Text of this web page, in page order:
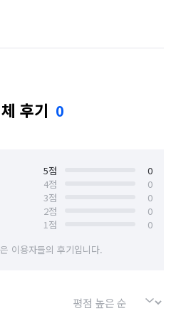
후기 0
5점
0
4점
0
3점
0
2점
0
1점
0
이용자들의 후기입니다.